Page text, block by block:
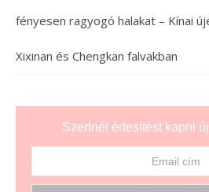
fényesen ragyogó halakat – Kínai
Xixinan és Chengkan falvakban
Szertnél értesítést kapni